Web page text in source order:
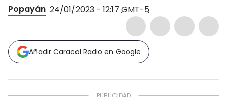
Popayán 24/01/2023 - 12:17 GMT-5
Añadir Caracol Radio en Google